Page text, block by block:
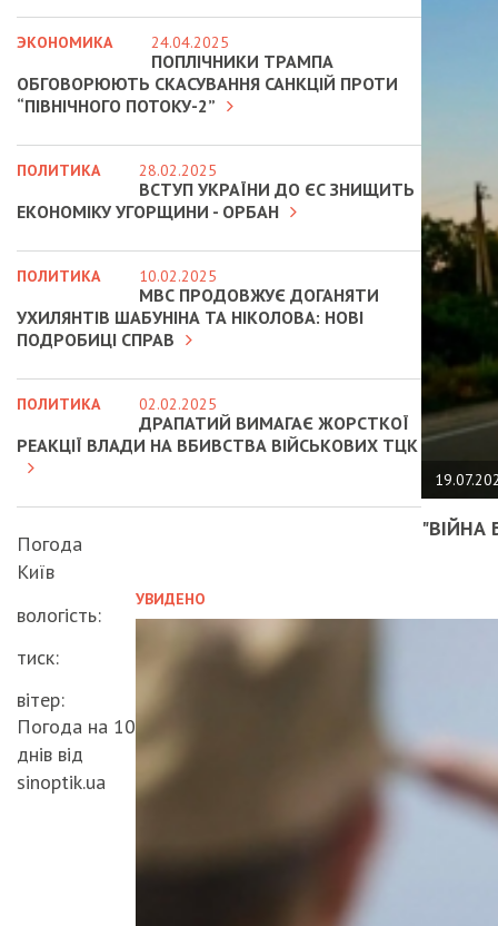
"ВІЙНА
УВИДЕНО
ЭКОНОМИКА 24.04.2025
ПОПЛІЧНИКИ ТРАМПА
ОБГОВОРЮЮТЬ СКАСУВАННЯ САНКЦІЙ ПРОТИ
“ПІВНІЧНОГО ПОТОКУ-2”
ПОЛИТИКА 28.02.2025
ВСТУП УКРАЇНИ ДО ЄС ЗНИЩИТЬ
ЕКОНОМІКУ УГОРЩИНИ - ОРБАН
ПОЛИТИКА 10.02.2025
МВС ПРОДОВЖУЄ ДОГАНЯТИ
УХИЛЯНТІВ ШАБУНІНА ТА НІКОЛОВА: НОВІ
ПОДРОБИЦІ СПРАВ
ПОЛИТИКА 02.02.2025
ДРАПАТИЙ ВИМАГАЄ ЖОРСТКОЇ
РЕАКЦІЇ ВЛАДИ НА ВБИВСТВА ВІЙСЬКОВИХ ТЦК
Погода
Київ
вологість:
тиск:
вітер:
Погода на 10
днів від
sinoptik.ua